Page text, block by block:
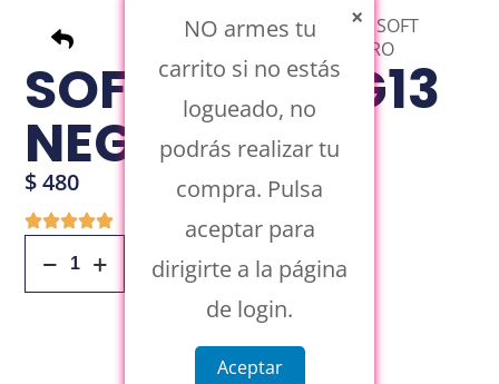
Inicio/Ofertas/ SOFT
MOTO G13 NEGRO
SOFT MOTO G13
NEGRO
$480
Añadir Al Carrito
×
NO armes tu
carrito si no estás
logueado, no
podrás realizar tu
compra. Pulsa
aceptar para
dirigirte a la página
de login.
Aceptar